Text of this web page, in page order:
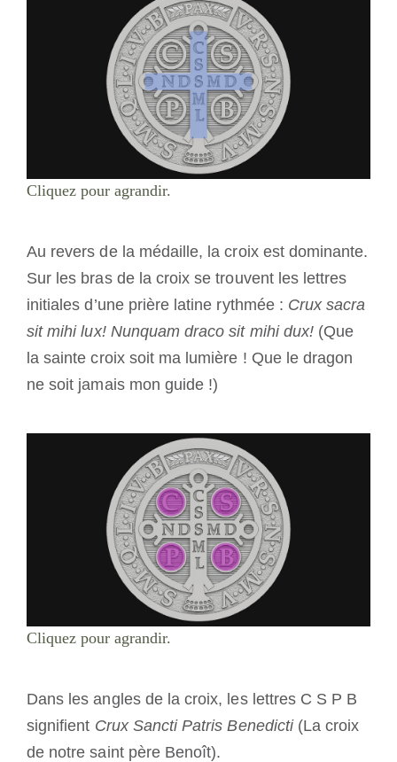
Cliquez pour agrandir.
Au revers de la médaille, la croix est dominante.
Sur les bras de la croix se trouvent les lettres
initiales d’une prière latine rythmée : Crux sacra
sit mihi lux! Nunquam draco sit mihi dux! (Que
la sainte croix soit ma lumière ! Que le dragon
ne soit jamais mon guide !)
Cliquez pour agrandir.
Dans les angles de la croix, les lettres C S P B
signifient Crux Sancti Patris Benedicti (La croix
de notre saint père Benoît).